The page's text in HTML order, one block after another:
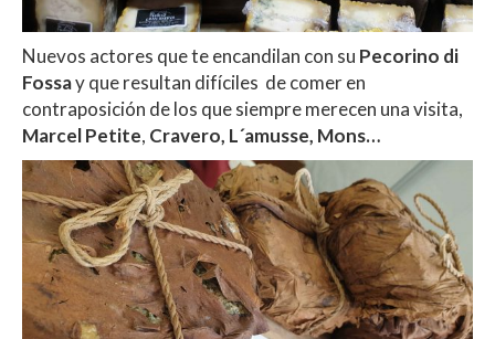
Nuevos actores que te encandilan con su Pecorino di
Fossay que resultan difíciles de comer en
contraposición de los que siempre merecen una visita,
Marcel Petite, Cravero, L´amusse, Mons…